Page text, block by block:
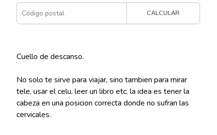
CALCULAR
Cuello de descanso.
No solo te sirve para viajar, sino tambien para mirar
tele, usar el celu, leer un libro etc. la idea es tener la
cabeza en una posicion correcta donde no sufran las
cervicales.